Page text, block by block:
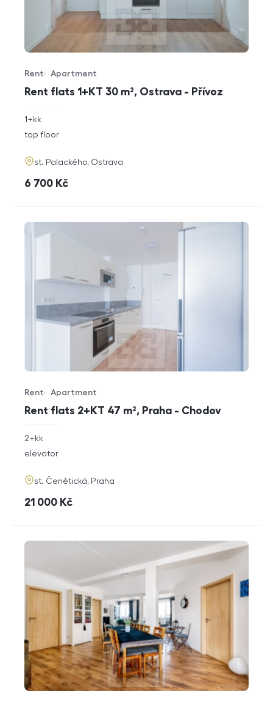
Rent flats 1+KT 30 m², Ostrava - Přívoz
Offer type
Rent
Property type
Apartment
rozměry
disposition
1+kk
funkce
top floor
adresa
st. Palackého, Ostrava
cena
6 700 Kč
Rent flats 2+KT 47 m², Praha - Chodov
Offer type
Rent
Property type
Apartment
rozměry
2+kk
funkce
elevator
adresa
st. Čenětická, Praha
cena
21 000 Kč